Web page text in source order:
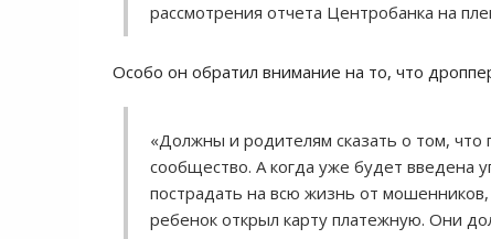
рассмотрения отчета Центробанка на
Особо он обратил внимание на то, что
«Должны и родителям сказать о том, что
сообщество. А когда уже будет введена
пострадать на всю жизнь от
ребенок открыл карту платежную. Они